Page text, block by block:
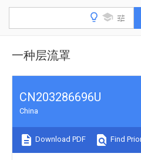
一种层流罩
CN203286696U
China
Download PDF Find